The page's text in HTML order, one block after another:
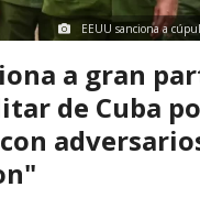
EEUU sanciona a
a gran
de Cuba